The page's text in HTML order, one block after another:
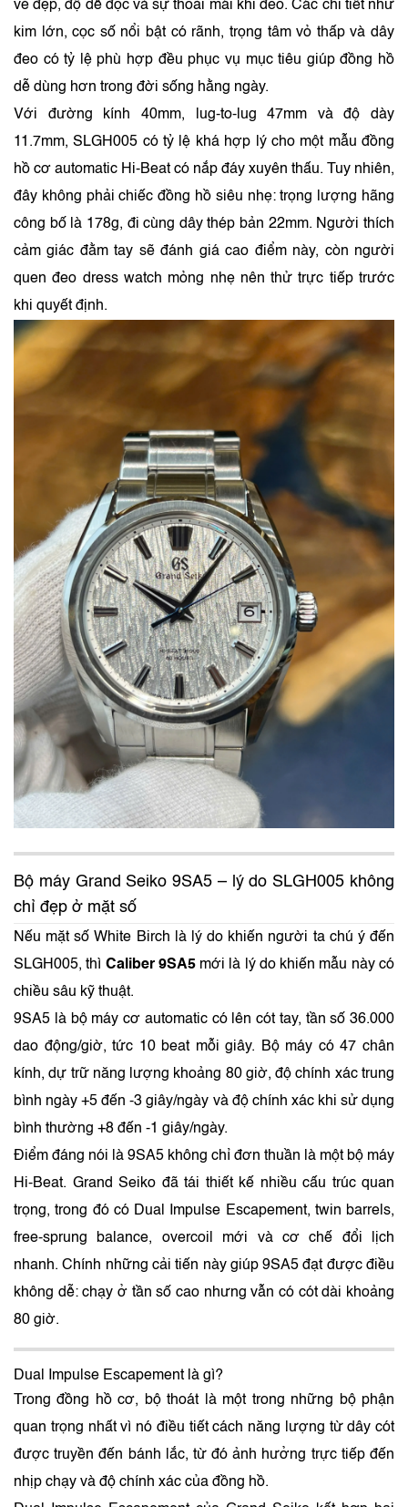
vẻ đẹp, độ dễ đọc và sự thoải mái khi đeo. Các chi tiết như
kim lớn, cọc số nổi bật có rãnh, trọng tâm vỏ thấp và dây
đeo có tỷ lệ phù hợp đều phục vụ mục tiêu giúp đồng hồ
dễ dùng hơn trong đời sống hằng ngày.
Với đường kính 40mm, lug-to-lug 47mm và độ dày
11.7mm, SLGH005 có tỷ lệ khá hợp lý cho một mẫu đồng
hồ cơ automatic Hi-Beat có nắp đáy xuyên thấu. Tuy nhiên,
đây không phải chiếc đồng hồ siêu nhẹ: trọng lượng hãng
công bố là 178g, đi cùng dây thép bản 22mm. Người thích
cảm giác đằm tay sẽ đánh giá cao điểm này, còn người
quen đeo dress watch mỏng nhẹ nên thử trực tiếp trước
khi quyết định.
Bộ máy Grand Seiko 9SA5 – lý do SLGH005 không
chỉ đẹp ở mặt số
Nếu mặt số White Birch là lý do khiến người ta chú ý đến
SLGH005, thì Caliber 9SA5mới là lý do khiến mẫu này có
chiều sâu kỹ thuật.
9SA5 là bộ máy cơ automatic có lên cót tay, tần số 36.000
dao động/giờ, tức 10 beat mỗi giây. Bộ máy có 47 chân
kính, dự trữ năng lượng khoảng 80 giờ, độ chính xác trung
bình ngày +5 đến -3 giây/ngày và độ chính xác khi sử dụng
bình thường +8 đến -1 giây/ngày.
Điểm đáng nói là 9SA5 không chỉ đơn thuần là một bộ máy
Hi-Beat. Grand Seiko đã tái thiết kế nhiều cấu trúc quan
trọng, trong đó có Dual Impulse Escapement, twin barrels,
free-sprung balance, overcoil mới và cơ chế đổi lịch
nhanh. Chính những cải tiến này giúp 9SA5 đạt được điều
không dễ: chạy ở tần số cao nhưng vẫn có cót dài khoảng
80 giờ.
Dual Impulse Escapement là gì?
Trong đồng hồ cơ, bộ thoát là một trong những bộ phận
quan trọng nhất vì nó điều tiết cách năng lượng từ dây cót
được truyền đến bánh lắc, từ đó ảnh hưởng trực tiếp đến
nhịp chạy và độ chính xác của đồng hồ.